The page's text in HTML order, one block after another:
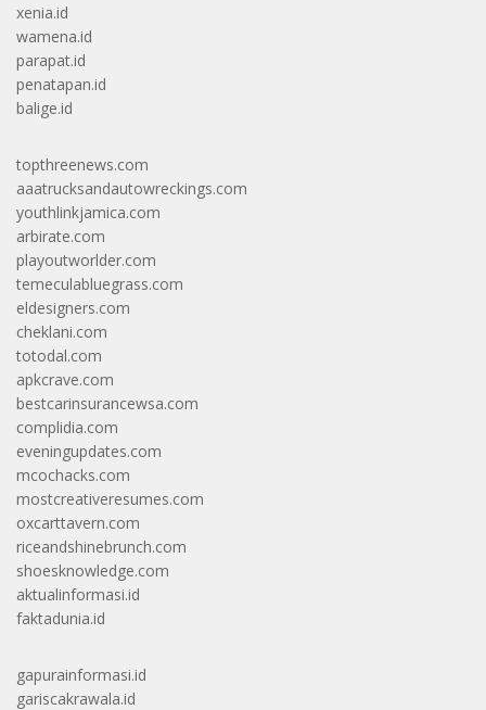
xenia.id
wamena.id
parapat.id
penatapan.id
balige.id
topthreenews.com
aaatrucksandautowreckings.com
youthlinkjamica.com
arbirate.com
playoutworlder.com
temeculabluegrass.com
eldesigners.com
cheklani.com
totodal.com
apkcrave.com
bestcarinsurancewsa.com
complidia.com
eveningupdates.com
mcochacks.com
mostcreativeresumes.com
oxcarttavern.com
riceandshinebrunch.com
shoesknowledge.com
aktualinformasi.id
faktadunia.id
gapurainformasi.id
gariscakrawala.id